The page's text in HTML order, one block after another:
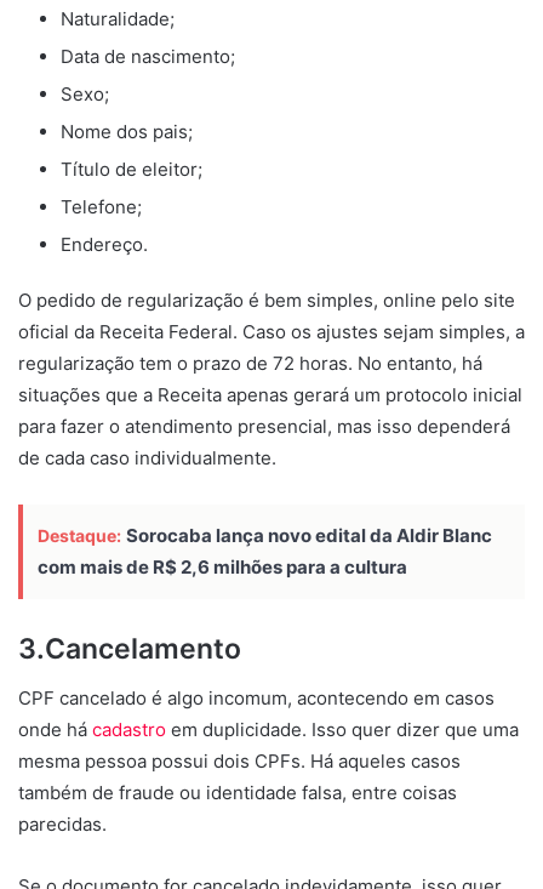
Naturalidade;
Data de nascimento;
Sexo;
Nome dos pais;
Título de eleitor;
Telefone;
Endereço.
O pedido de regularização é bem simples, online pelo site
oficial da Receita Federal. Caso os ajustes sejam simples, a
regularização tem o prazo de 72 horas. No entanto, há
situações que a Receita apenas gerará um protocolo inicial
para fazer o atendimento presencial, mas isso dependerá
de cada caso individualmente.
Destaque: Sorocaba lança novo edital da Aldir Blanc
com mais de R$ 2,6 milhões para a cultura
3.Cancelamento
CPF cancelado é algo incomum, acontecendo em casos
onde há cadastro em duplicidade. Isso quer dizer que uma
mesma pessoa possui dois CPFs. Há aqueles casos
também de fraude ou identidade falsa, entre coisas
parecidas.